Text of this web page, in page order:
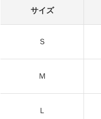
サイズ
Ｓ
Ｍ
Ｌ